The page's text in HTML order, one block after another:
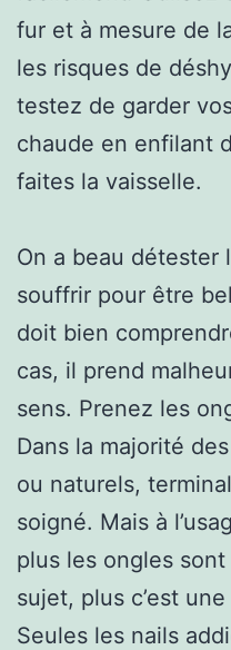
fur et à mesure de
les risques de
testez de garder
chaude en enfilant
faites la vaisselle.
On a beau détester
souffrir pour être
doit bien
cas, il prend
sens. Prenez les
Dans la majorité
ou naturels,
soigné. Mais à
plus les ongles
sujet, plus c’est
Seules les nails